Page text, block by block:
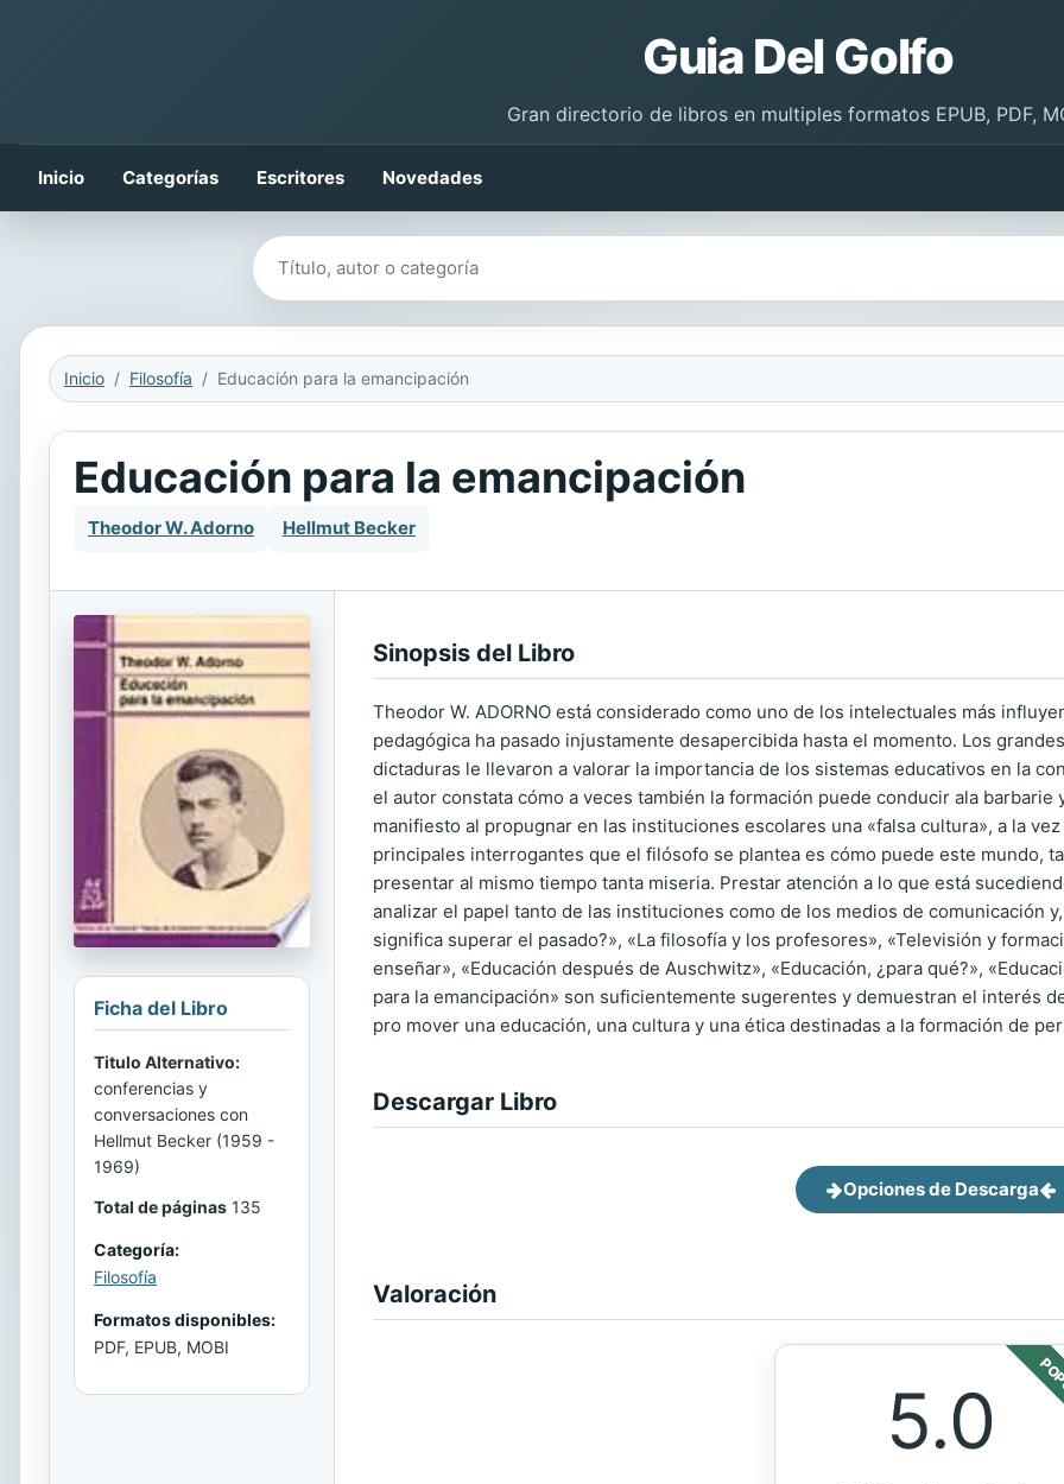
Guia Del Golfo
Gran directorio de libros en multiples formatos EPUB, PDF,
Inicio Categorías Escritores Novedades
Buscar libros
Inicio Filosofía Educación para la emancipación
Educación para la emancipación
Theodor W. Adorno Hellmut Becker
Ficha del Libro
Titulo Alternativo:
conferencias y
conversaciones con
Hellmut Becker (1959 -
1969)
Total de páginas 135
Categoría:
Filosofía
Formatos disponibles:
PDF, EPUB, MOBI
Sinopsis del Libro
Theodor W. ADORNO está considerado como uno de los intelectuales más
pedagógica ha pasado injustamente desapercibida hasta el momento. Los
dictaduras le llevaron a valorar la importancia de los sistemas educativos en la
el autor constata cómo a veces también la formación puede conducir ala
manifiesto al propugnar en las instituciones escolares una «falsa cultura», a la
principales interrogantes que el filósofo se plantea es cómo puede este mundo,
presentar al mismo tiempo tanta miseria. Prestar atención a lo que está
analizar el papel tanto de las instituciones como de los medios de comunicación
significa superar el pasado?», «La filosofía y los profesores», «Televisión y
enseñar», «Educación después de Auschwitz», «Educación, ¿para qué?»,
para la emancipación» son suficientemente sugerentes y demuestran el interés
pro mover una educación, una cultura y una ética destinadas a la formación de
Descargar Libro
Opciones de Descarga
Valoración
5.0